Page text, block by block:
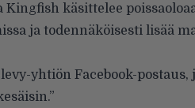
käsittelee
ja todennäköisesti lisää
yhtiön Facebook-postaus,